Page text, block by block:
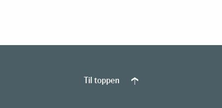
Til toppen